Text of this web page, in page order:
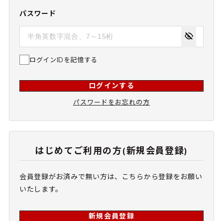
パスワード
ログインIDを記憶する
ログインする
パスワードをお忘れの方
はじめてご利用の方(新規会員登録)
会員登録がお済みで無い方は、こちらから登録をお願い
いたします。
新規会員登録